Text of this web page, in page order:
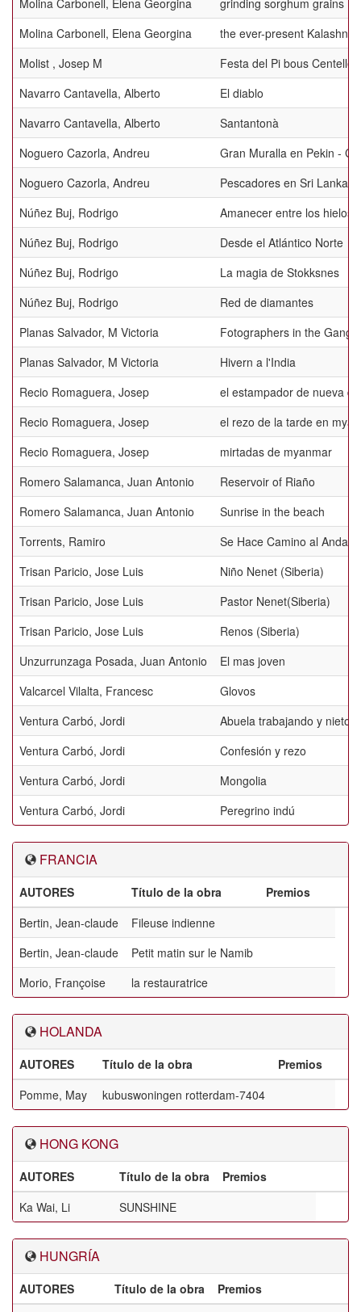
Molina Carbonell, Elena Georgina
grinding sorghum grains
Molina Carbonell, Elena Georgina
the ever-present
Molist , Josep M
Festa del Pi bous Centelles
Navarro Cantavella, Alberto
El diablo
Navarro Cantavella, Alberto
Santantonà
Noguero Cazorla, Andreu
Gran Muralla en Pekin -
Noguero Cazorla, Andreu
Pescadores en Sri Lanka
Núñez Buj, Rodrigo
Amanecer entre los hielos
Núñez Buj, Rodrigo
Desde el Atlántico Norte
Núñez Buj, Rodrigo
La magia de Stokksnes
Núñez Buj, Rodrigo
Red de diamantes
Planas Salvador, M Victoria
Fotographers in the
Planas Salvador, M Victoria
Hivern a l'India
Recio Romaguera, Josep
el estampador de nueva
Recio Romaguera, Josep
el rezo de la tarde en
Recio Romaguera, Josep
mirtadas de myanmar
Romero Salamanca, Juan Antonio
Reservoir of Riaño
Romero Salamanca, Juan Antonio
Sunrise in the beach
Torrents, Ramiro
Se Hace Camino al Andar
Trisan Paricio, Jose Luis
Niño Nenet (Siberia)
Trisan Paricio, Jose Luis
Pastor Nenet(Siberia)
Trisan Paricio, Jose Luis
Renos (Siberia)
Unzurrunzaga Posada, Juan Antonio
El mas joven
Valcarcel Vilalta, Francesc
Glovos
Ventura Carbó, Jordi
Abuela trabajando y nieto
Ventura Carbó, Jordi
Confesión y rezo
Ventura Carbó, Jordi
Mongolia
Ventura Carbó, Jordi
Peregrino indú
FRANCIA
AUTORES Título de la obra
Premios
Bertin, Jean-claude
Fileuse indienne
Bertin, Jean-claude
Petit matin sur le Namib
Morio, Françoise
la restauratrice
HOLANDA
AUTORES Título de la obra
Premios
Pomme, May
kubuswoningen rotterdam-7404
HONG KONG
AUTORES Título de la obra
Premios
Ka Wai, Li
SUNSHINE
HUNGRÍA
AUTORES Título de la obra
Premios